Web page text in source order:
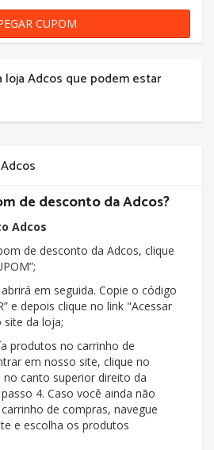
CUPOM
loja Adcos que podem estar
de desconto da Adcos?
Adcos
de desconto da Adcos, clique
em seguida. Copie o código
e depois clique no link "Acessar
site da loja;
produtos no carrinho de
em nosso site, clique no
canto superior direito da
4. Caso você ainda não
de compras, navegue
e escolha os produtos